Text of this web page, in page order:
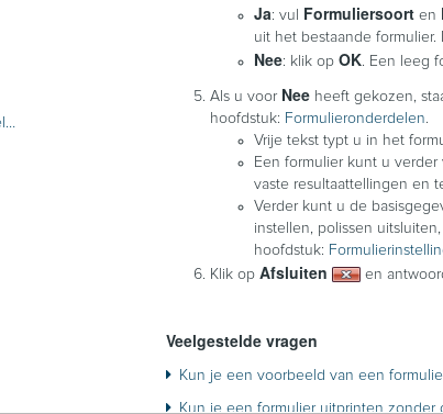
Buitenlandse assurantiebelasting BAB
Ja: vul Formuliersoort en
uit het bestaande formulier.
Nee: klik op OK . Een leeg
Als u voor Nee heeft gekozen,
hoofdstuk: Formulieronderdelen
Vrije tekst typt u in het
Een formulier kunt u
vaste resultaattellingen en
Verder kunt u de
instellen, polissen
hoofdstuk:
Klik op Afsluiten en
Veelgestelde vragen
Kun je een voorbeeld van een
Kun je een formulier uitprinten zonder